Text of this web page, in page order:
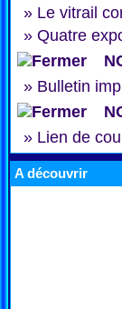
» Le vitrail
» Quatre
» Bulletin
» Lien de
A découvrir